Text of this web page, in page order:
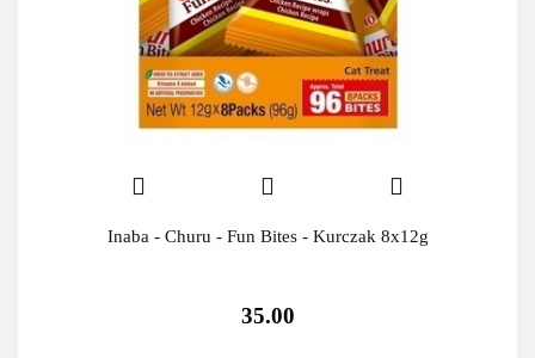
Inaba - Churu - Fun Bites - Kurczak 8x12g
35.00